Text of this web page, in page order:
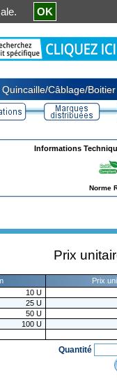
Quincaille/Câblage/Boitier
Informations
Norme
Prix
Prix
10 U
25 U
50 U
100 U
Quantité
OK